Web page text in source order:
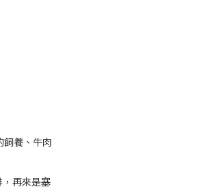
飼養、牛肉
再來是塞